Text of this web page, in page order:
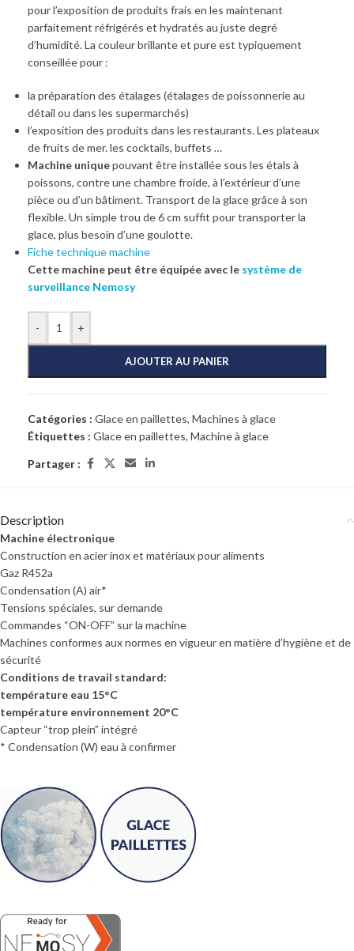
pour l’exposition de produits frais en les maintenant
parfaitement réfrigérés et hydratés au juste degré
d’humidité. La couleur brillante et pure est typiquement
conseillée pour :
la préparation des étalages (étalages de poissonnerie au
détail ou dans les supermarchés)
l’exposition des produits dans les restaurants. Les plateaux
de fruits de mer. les cocktails, buffets …
Machine uniquepouvant être installée sous les étals à
poissons, contre une chambre froide, à l’extérieur d’une
pièce ou d’un bâtiment. Transport de la glace grâce à son
flexible. Un simple trou de 6 cm suffit pour transporter la
glace, plus besoin d’une goulotte.
Fiche technique machine
Cette machine peut être équipée avec le système de
surveillance Nemosy
- +
AJOUTER AU PANIER
Catégories : Glace en paillettes, Machines à glace
Étiquettes : Glace en paillettes, Machine à glace
Partager :
Description
Machine électronique
Construction en acier inox et matériaux pour aliments
Gaz R452a
Condensation (A) air*
Tensions spéciales, sur demande
Commandes “ON-OFF” sur la machine
Machines conformes aux normes en vigueur en matière d’hygiène et de
sécurité
Conditions de travail standard:
température eau 15°C
température environnement 20°C
Capteur “trop plein” intégré
* Condensation (W) eau à confirmer